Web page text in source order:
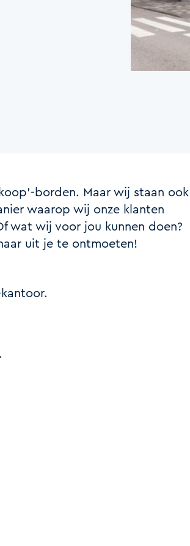
borden. Maar wij staan ook
waarop wij onze klanten
wat wij voor jou kunnen doen?
uit je te ontmoeten!